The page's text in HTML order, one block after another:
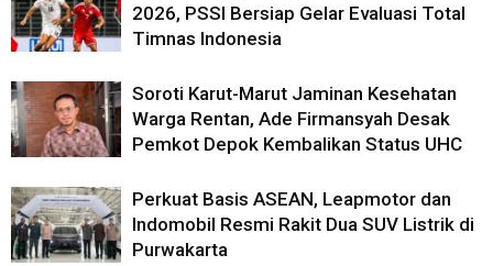
2026, PSSI Bersiap Gelar Evaluasi Total
Timnas Indonesia
Soroti Karut-Marut Jaminan Kesehatan
Warga Rentan, Ade Firmansyah Desak
Pemkot Depok Kembalikan Status UHC
Perkuat Basis ASEAN, Leapmotor dan
Indomobil Resmi Rakit Dua SUV Listrik di
Purwakarta